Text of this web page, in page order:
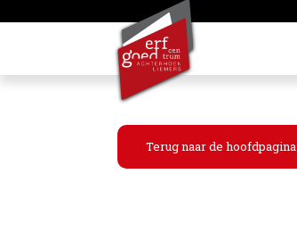
Terug naar de hoofdpagina